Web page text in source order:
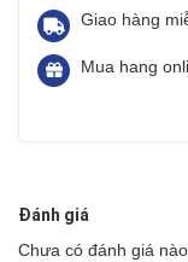
Giao hàng
Mua hang
Đánh giá
Chưa có đánh giá nào.